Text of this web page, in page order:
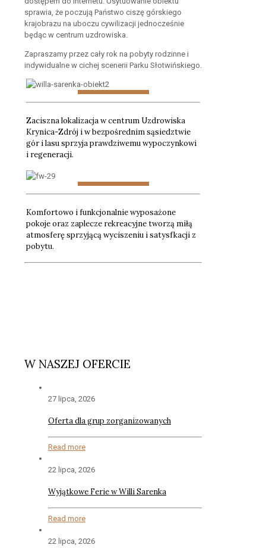
sprawia, że poczują Państwo ciszę górskiego
krajobrazu na uboczu cywilizacji jednocześnie
będąc w centrum uzdrowiska.
Zapraszamy przez cały rok na pobyty rodzinne i
indywidualne w cichej scenerii Parku Słotwińskiego.
Zaciszna lokalizacja w centrum Uzdrowiska
Krynica-Zdrój i w bezpośrednim sąsiedztwie
gór i lasu sprzyja prawdziwemu wypoczynkowi
i regeneracji.
Komfortowo i funkcjonalnie wyposażone
pokoje oraz zaplecze rekreacyjne tworzą miłą
atmosferę sprzyjącą wyciszeniu i satysfkacji z
pobytu.
W NASZEJ OFERCIE
27 lipca, 2026
Oferta dla grup zorganizowanych
Read more
22 lipca, 2026
Wyjątkowe Ferie w Willi Sarenka
Read more
22 lipca, 2026